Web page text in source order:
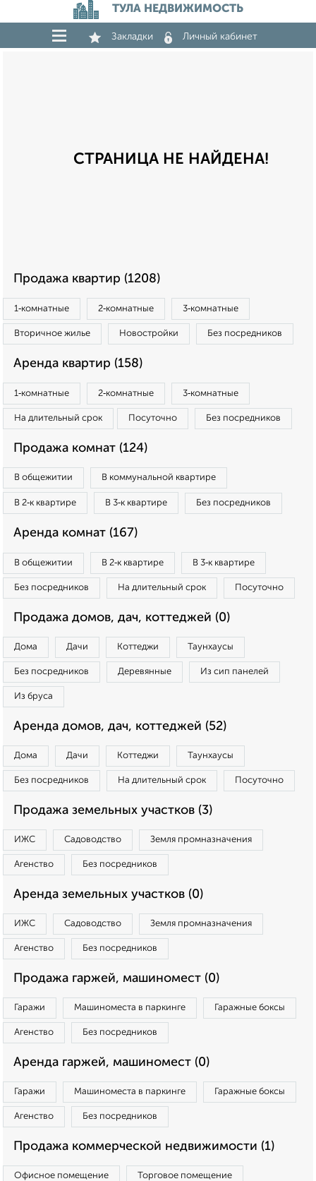
ТУЛА НЕДВИЖИМОСТЬ
Закладки Личный кабинет
СТРАНИЦА НЕ НАЙДЕНА!
Продажа квартир (1208)
1‑комнатные 2‑комнатные 3‑комнатные
Вторичное жилье Новостройки Без посредников
Аренда квартир (158)
1‑комнатные 2‑комнатные 3‑комнатные
На длительный срок Посуточно Без посредников
Продажа комнат (124)
В общежитии В коммунальной квартире
В 2‑к квартире В 3‑к квартире Без посредников
Аренда комнат (167)
В общежитии В 2‑к квартире В 3‑к квартире
Без посредников На длительный срок Посуточно
Продажа домов, дач, коттеджей (0)
Дома Дачи Коттеджи Таунхаусы
Без посредников Деревянные Из сип панелей
Из бруса
Аренда домов, дач, коттеджей (52)
Дома Дачи Коттеджи Таунхаусы
Без посредников На длительный срок Посуточно
Продажа земельных участков (3)
ИЖС Садоводство Земля промназначения
Агенство Без посредников
Аренда земельных участков (0)
ИЖС Садоводство Земля промназначения
Агенство Без посредников
Продажа гаржей, машиномест (0)
Гаражи Машиноместа в паркинге Гаражные боксы
Агенство Без посредников
Аренда гаржей, машиномест (0)
Гаражи Машиноместа в паркинге Гаражные боксы
Агенство Без посредников
Продажа коммерческой недвижимости (1)
Офисное помещение Торговое помещение